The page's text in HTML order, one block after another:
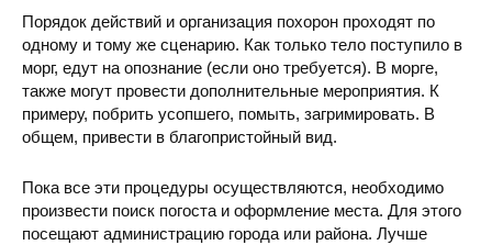
Кладбище Забаровка ул.
Порядок действий и организация похорон проходят по
одному и тому же сценарию. Как только тело поступило в
морг, едут на опознание (если оно требуется). В морге,
также могут провести дополнительные мероприятия. К
примеру, побрить усопшего, помыть, загримировать. В
общем, привести в благопристойный вид.
Пока все эти процедуры осуществляются, необходимо
произвести поиск погоста и оформление места. Для этого
посещают администрацию города или района. Лучше